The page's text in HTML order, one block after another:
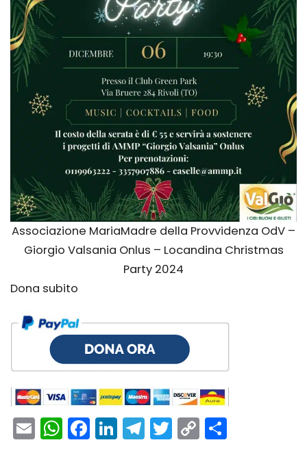
Associazione MariaMadre della Provvidenza OdV –
Giorgio Valsania Onlus – Locandina Christmas
Party 2024
Dona subito
EmailWhatsApp
Facebook
LinkedIn
Telegram
Twitter
Copy